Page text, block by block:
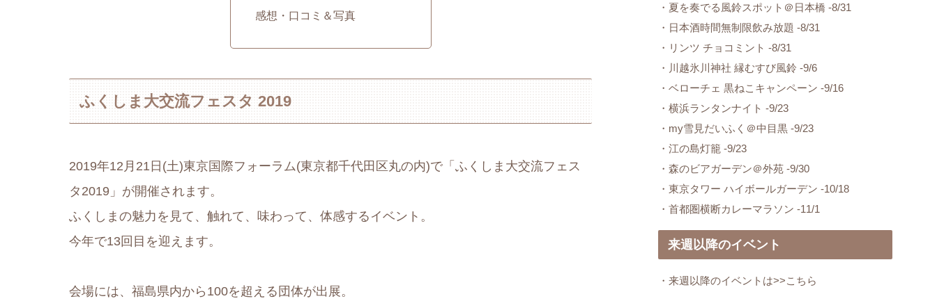
感想・口コミ＆写真
ふくしま大交流フェスタ 2019
2019年12月21日(土)東京国際フォーラム(東京都千代田区丸の内)で「ふくしま大交流フェス
タ2019」が開催されます。
ふくしまの魅力を見て、触れて、味わって、体感するイベント。
今年で13回目を迎えます。
会場には、福島県内から100を超える団体が出展。
・夏を奏でる風鈴スポット＠日本橋 -8/31
・日本酒時間無制限飲み放題 -8/31
・リンツ チョコミント -8/31
・川越氷川神社 縁むすび風鈴 -9/6
・ベローチェ 黒ねこキャンペーン -9/16
・横浜ランタンナイト -9/23
・my雪見だいふく＠中目黒 -9/23
・江の島灯籠 -9/23
・森のビアガーデン＠外苑 -9/30
・東京タワー ハイボールガーデン -10/18
・首都圏横断カレーマラソン -11/1
来週以降のイベント
・来週以降のイベントは>>こちら